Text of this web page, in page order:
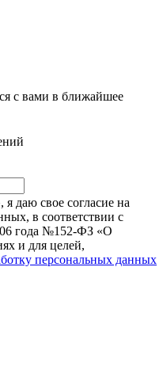
с вами в ближайшее
даю свое согласие на
в соответствии с
года №152-ФЗ «О
и для целей,
персональных данных